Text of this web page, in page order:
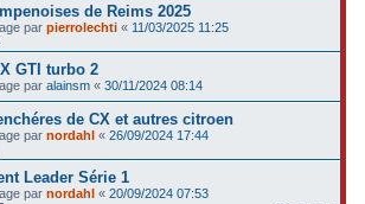
de Reims 2025
parpierrolechti « 11/03/2025 11:25
GTI turbo 2
paralainsm «30/11/2024 08:14
de CX et autres citroen
parnordahl «26/09/2024 17:44
Leader Série 1
parnordahl «20/09/2024 07:53